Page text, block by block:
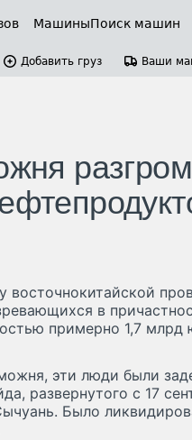
МашиныПоиск машин
Добавить груз Ваши
в
примерно 1,7
эти люди были
развернутого с 17
Было